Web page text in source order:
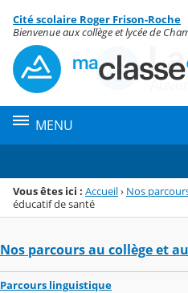
Menu de la rubrique
Contenu
Cité scolaire Roger Frison-Roche
Bienvenue aux collège et lycée de
MENU
Vous êtes ici : Accueil› Nos
éducatif de santé
Nos parcours au collège et
Parcours linguistique